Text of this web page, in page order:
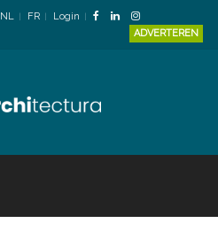
NL FR
Login
ADVERTEREN